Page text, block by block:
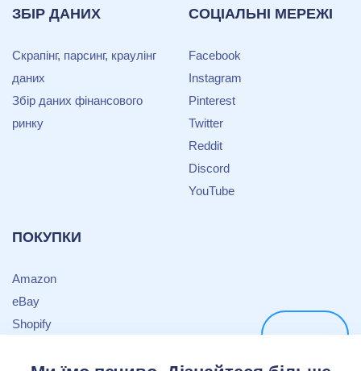
ЗБІР ДАНИХ
Скрапінг, парсинг, краулінг
даних
Збір даних фінансового
ринку
СОЦІАЛЬНІ МЕРЕЖІ
Facebook
Instagram
Pinterest
Twitter
Reddit
Discord
YouTube
ПОКУПКИ
Amazon
eBay
Shopify